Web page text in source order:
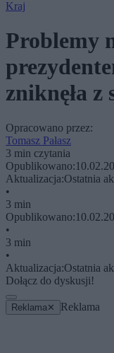
Kraj
Problemy
zniknęła z
Opracowano przez:
Tomasz Pałasz
3 min czytania
Opublikowano:
Aktualizacja:Ostatnia
•
3 min
Opublikowano:
•
3 min
•
Aktualizacja:Ostatnia
Dołącz do dyskusji!
Reklama ✕ Reklama